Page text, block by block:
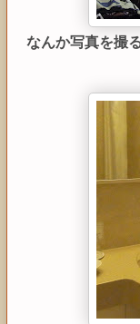
なんか写真を撮